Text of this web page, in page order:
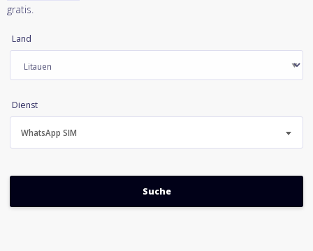
gratis.
Land
Dienst
WhatsApp SIM